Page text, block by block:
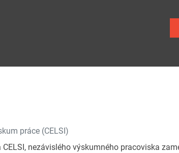
práce (CELSI)
nezávislého výskumného pracoviska